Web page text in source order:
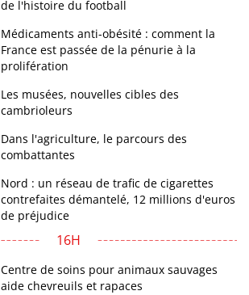
de l'histoire du football
Médicaments anti-obésité : comment la
France est passée de la pénurie à la
prolifération
Les musées, nouvelles cibles des
cambrioleurs
Dans l'agriculture, le parcours des
combattantes
Nord : un réseau de trafic de cigarettes
contrefaites démantelé, 12 millions d'euros
de préjudice
16H
Centre de soins pour animaux sauvages
aide chevreuils et rapaces